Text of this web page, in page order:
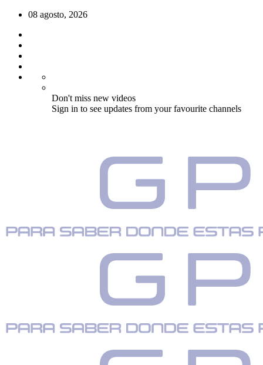
08 agosto, 2026
Don't miss new videos
Sign in to see updates from your favourite channels